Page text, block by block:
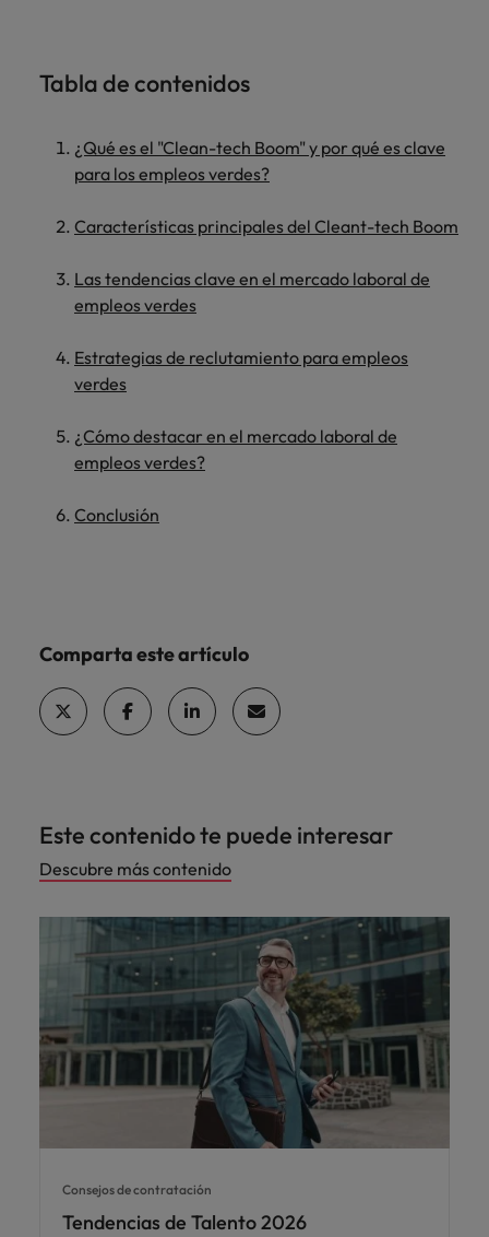
Tabla de contenidos
¿Qué es el "Clean-tech Boom" y por qué es clave
para los empleos verdes?
Características principales del Cleant-tech Boom
Las tendencias clave en el mercado laboral de
empleos verdes
Estrategias de reclutamiento para empleos
verdes
¿Cómo destacar en el mercado laboral de
empleos verdes?
Conclusión
Comparta este artículo
Este contenido te puede interesar
Descubre más contenido
Consejos de contratación
Tendencias de Talento 2026